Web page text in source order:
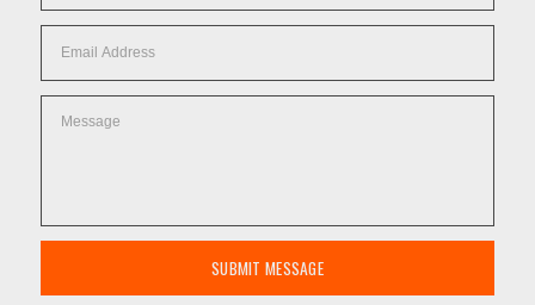
SUBMIT MESSAGE